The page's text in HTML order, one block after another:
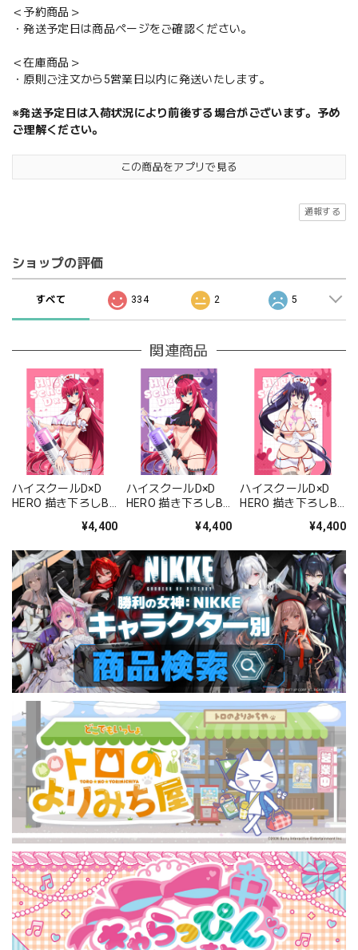
＜予約商品＞
・発送予定日は商品ページをご確認ください。
＜在庫商品＞
・原則ご注文から5営業日以内に発送いたします。
※発送予定日は入荷状況により前後する場合がございます。予め
ご理解ください。
この商品をアプリで見る
通報する
ショップの評価
すべて 334 2 5
関連商品
ハイスクールD×D
HERO 描き下ろしB2
ス・グレモリー/白
¥4,400
ハイスクールD×D
HERO 描き下ろしB2
ス・グレモリー/黒
¥4,400
ハイスクールD×D
HERO 描き下ろしB2
朱乃/白ナース)Wス
¥4,400